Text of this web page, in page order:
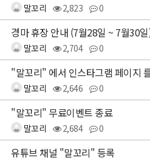
말꼬리 2,823 0
경마 휴장 안내 (7월28일 ~ 7월30
말꼬리 2,704 0
"말꼬리" 에서 인스타그램 페이지
말꼬리 2,646 0
"말꼬리" 무료이벤트 종료
말꼬리 2,684 0
유튜브 채널 "말꼬리" 등록